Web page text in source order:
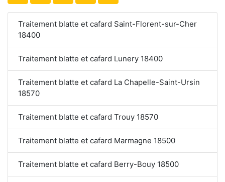
Traitement blatte et cafard Saint-Florent-sur-Cher
18400
Traitement blatte et cafard Lunery 18400
Traitement blatte et cafard La Chapelle-Saint-Ursin
18570
Traitement blatte et cafard Trouy 18570
Traitement blatte et cafard Marmagne 18500
Traitement blatte et cafard Berry-Bouy 18500